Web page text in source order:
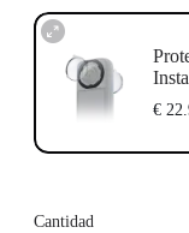
€
Cantidad